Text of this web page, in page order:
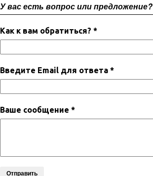
У вас есть вопрос или предложение?
Как к вам обратиться? *
Введите Email для ответа *
Ваше сообщение *
Отправить